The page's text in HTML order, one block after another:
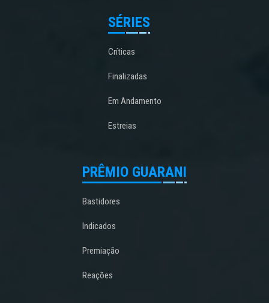
SÉRIES
Críticas
Finalizadas
Em Andamento
Estreias
PRÊMIO GUARANI
Bastidores
Indicados
Premiação
Reações